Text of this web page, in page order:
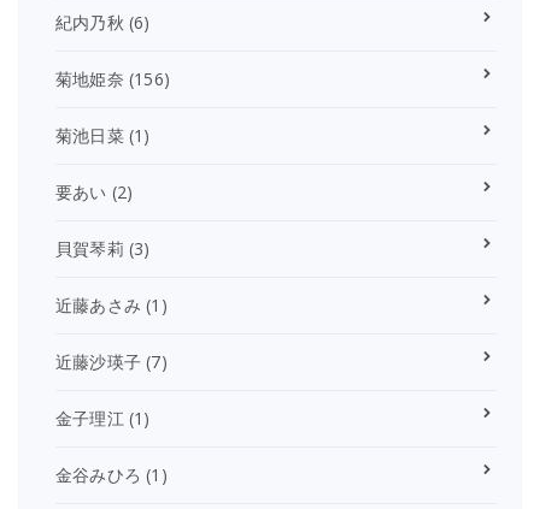
紀内乃秋 (6)
菊地姫奈 (156)
菊池日菜(1)
要あい (2)
貝賀琴莉 (3)
近藤あさみ (1)
近藤沙瑛子 (7)
金子理江(1)
金谷みひろ (1)